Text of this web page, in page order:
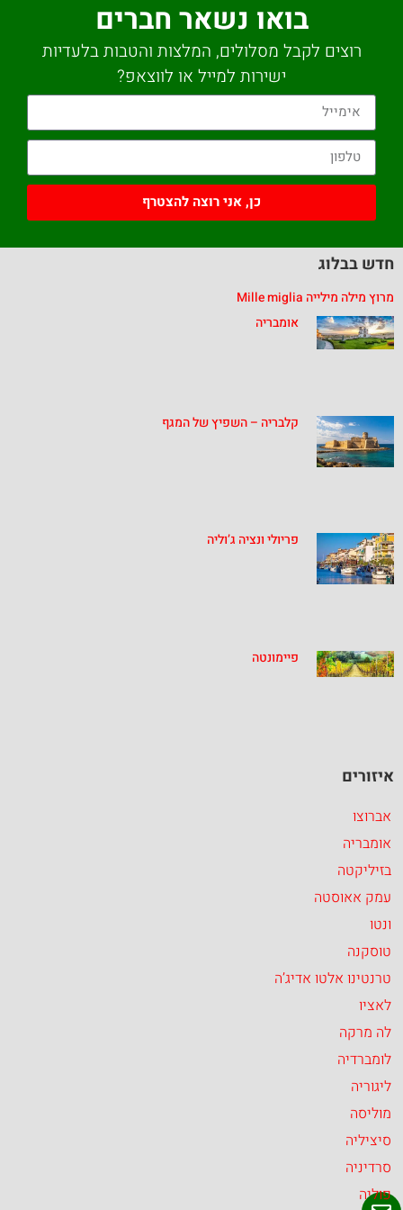
בואו נשאר חברים
רוצים לקבל מסלולים, המלצות והטבות בלעדיות
ישירות למייל או לווצאפ?
כן, אני רוצה להצטרף
חדש בבלוג
מרוץ מילה מילייה Mille miglia
אומבריה
קלבריה – השפיץ של המגף
פריולי ונציה ג’וליה
פיימונטה
איזורים
אברוצו
אומבריה
בזיליקטה
עמק אאוסטה
ונטו
טוסקנה
טרנטינו אלטו אדיג’ה
לאציו
לה מרקה
לומברדיה
ליגוריה
מוליסה
סיציליה
סרדיניה
פוליה